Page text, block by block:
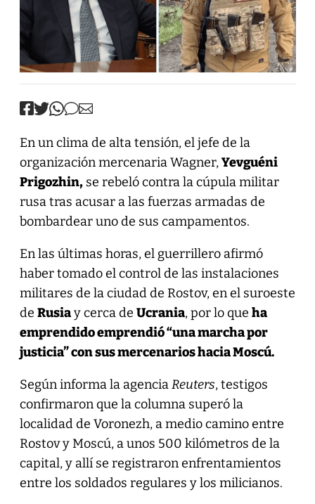
En un clima de alta tensión, el jefe de la
organización mercenaria Wagner,Yevguéni
Prigozhin,se rebeló contra la cúpula militar
rusa tras acusar a las fuerzas armadas de
bombardear uno de sus campamentos.
En las últimas horas, el guerrillero afirmó
haber tomado el control de las instalaciones
militares de la ciudad de Rostov, en el suroeste
de Rusiay cerca de Ucrania, por lo que ha
emprendido emprendió “una marcha por
justicia” con sus mercenarios hacia Moscú.
Según informa la agenciaReuters, testigos
confirmaron que la columna superó la
localidad de Voronezh, a medio camino entre
Rostov y Moscú, a unos 500 kilómetros de la
capital, y allí se registraron enfrentamientos
entre los soldados regulares y los milicianos.